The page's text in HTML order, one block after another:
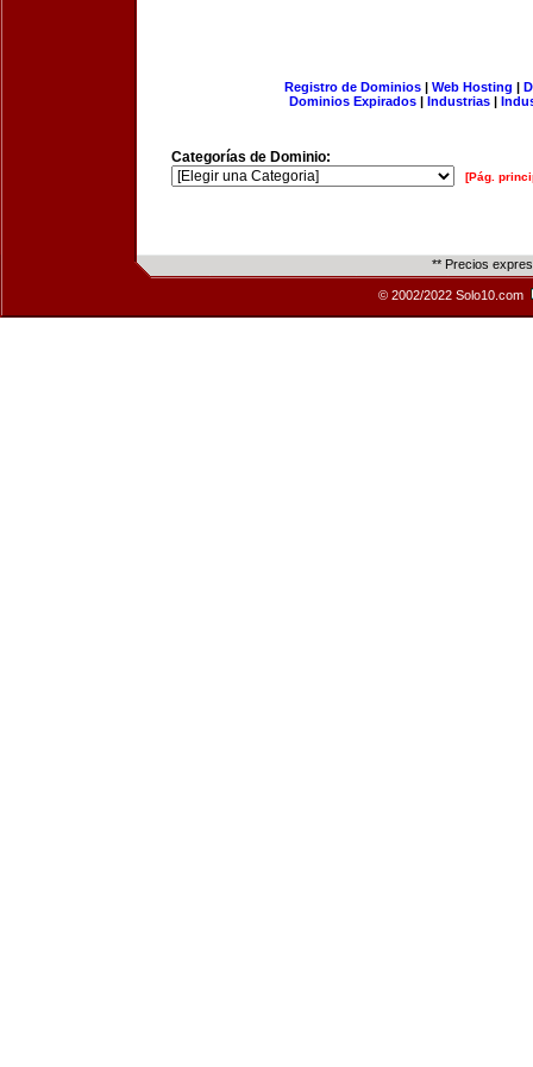
Registro de Dominios| Web Hosting |
Dominios Expirados | Industrias |
Categorías de Dominio:
[Pág.
** Precios
© 2002/2022 Solo10.com